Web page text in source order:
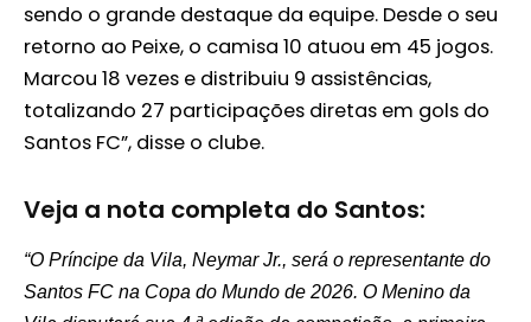
sendo o grande destaque da equipe. Desde o seu
retorno ao Peixe, o camisa 10 atuou em 45 jogos.
Marcou 18 vezes e distribuiu 9 assistências,
totalizando 27 participações diretas em gols do
Santos FC”, disse o clube.
Veja a nota completa do Santos:
“O Príncipe da Vila, Neymar Jr., será o representante do
Santos FC na Copa do Mundo de 2026. O Menino da